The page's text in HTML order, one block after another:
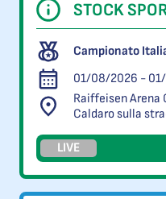
STOCK
Campionato
01/08/2026 -
Raiffeisen Arena
Caldaro sulla
LIVE